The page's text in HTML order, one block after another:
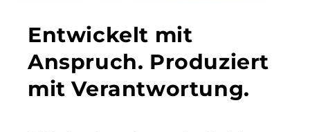
Entwickelt mit
Anspruch. Produziert
mit Verantwortung.